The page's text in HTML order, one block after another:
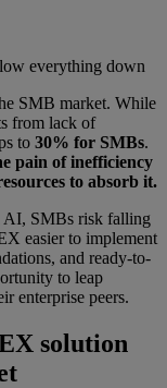
everything down
SMB market. While
from lack of
to 30% for SMBs.
pain of inefficiency
to absorb it.
AI, SMBs risk falling
easier to implement
and ready-to-
to leap
enterprise peers.
solution